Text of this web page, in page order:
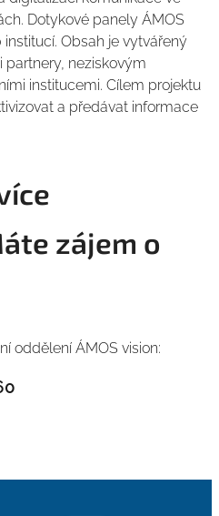
Dotykové panely ÁMOS
Obsah je vytvářený
neziskovým
institucemi. Cílem projektu
a předávat informace
zájem o
oddělení ÁMOS vision: